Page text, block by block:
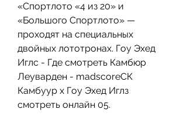
«Спортлото «4 из 20» и
«Большого Спортлото» —
проходят на специальных
двойных лототронах. Гоу Эхед
Иглс - Где смотреть Камбюр
Леуварден - madscoreСК
Камбуур x Гоу Эхед Иглз
смотреть онлайн 05.